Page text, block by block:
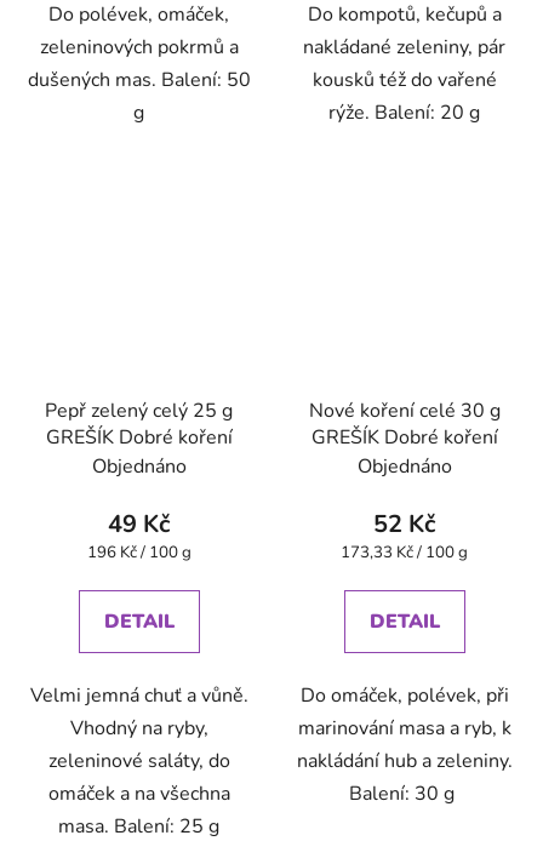
Do polévek, omáček,
zeleninových pokrmů a
dušených mas. Balení: 50
g
Do kompotů, kečupů a
nakládané zeleniny, pár
kousků též do vařené
rýže. Balení: 20 g
Pepř zelený celý 25 g
GREŠÍK Dobré koření
Objednáno
49 Kč
Měrná
196 Kč / 100 g
DETAIL
Velmi jemná chuť a vůně.
Vhodný na ryby,
zeleninové saláty, do
omáček a na všechna
masa. Balení: 25 g
Nové koření celé 30 g
GREŠÍK Dobré koření
Objednáno
52 Kč
Měrná
173,33 Kč / 100 g
DETAIL
Do omáček, polévek, při
marinování masa a ryb, k
nakládání hub a zeleniny.
Balení: 30 g